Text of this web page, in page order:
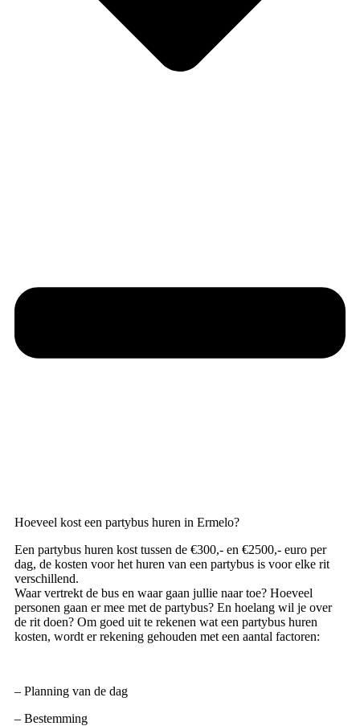
Hoeveel kost een partybus huren in Ermelo?
Een partybus huren kost tussen de €300,- en €2500,- euro per
dag, de kosten voor het huren van een partybus is voor elke rit
verschillend.
Waar vertrekt de bus en waar gaan jullie naar toe? Hoeveel
personen gaan er mee met de partybus? En hoelang wil je over
de rit doen? Om goed uit te rekenen wat een partybus huren
kosten, wordt er rekening gehouden met een aantal factoren:
– Planning van de dag
– Bestemming